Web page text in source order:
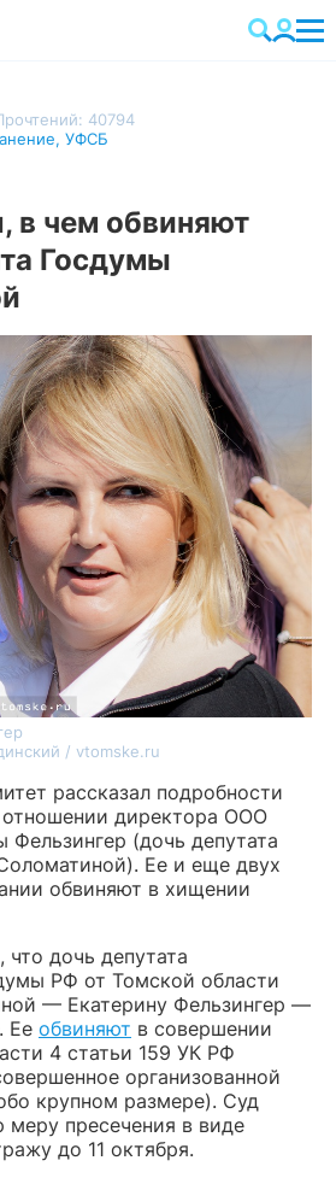
40794
, УФСБ
в чем обвиняют
Госдумы
/ vtomske.ru
рассказал подробности
отношении директора ООО
Фельзингер (дочь депутата
Ее и еще двух
обвиняют в хищении
дочь депутата
РФ от Томской области
— Екатерину Фельзингер —
Ее обвиняют в совершении
4 статьи 159 УК РФ
организованной
крупном размере). Суд
меру пресечения в виде
до 11 октября.